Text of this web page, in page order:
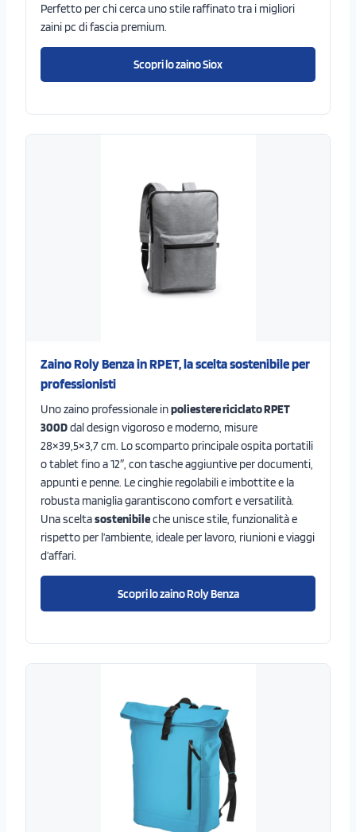
Perfetto per chi cerca uno stile raffinato tra i migliori
zaini pc di fascia premium.
Scopri lo zaino Siox
Zaino Roly Benza in RPET, la scelta sostenibile per
professionisti
Uno zaino professionale inpoliestere riciclato RPET
300Ddal design vigoroso e moderno, misure
28×39,5×3,7 cm. Lo scomparto principale ospita portatili
o tablet fino a 12″, con tasche aggiuntive per documenti,
appunti e penne. Le cinghie regolabili e imbottite e la
robusta maniglia garantiscono comfort e versatilità.
Una sceltasostenibileche unisce stile, funzionalità e
rispetto per l’ambiente, ideale per lavoro, riunioni e viaggi
d’affari.
Scopri lo zaino Roly Benza